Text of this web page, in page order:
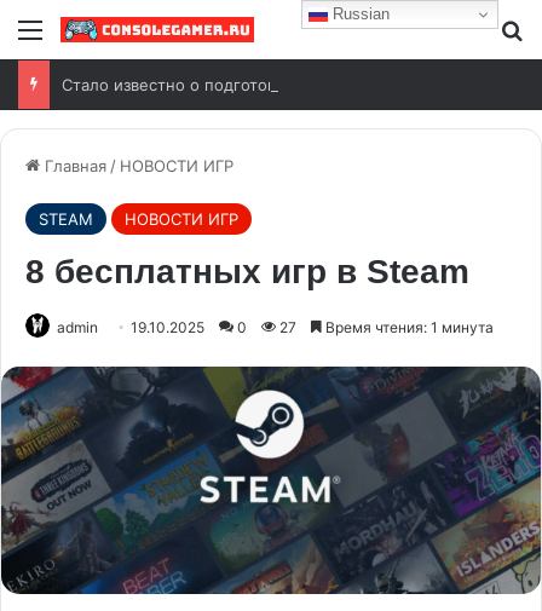
Главная / НОВОСТИ ИГР
STEAM НОВОСТИ ИГР
8 бесплатных игр в Steam
admin 19.10.2025 0 27 Время чтения: 1 минута
Russian